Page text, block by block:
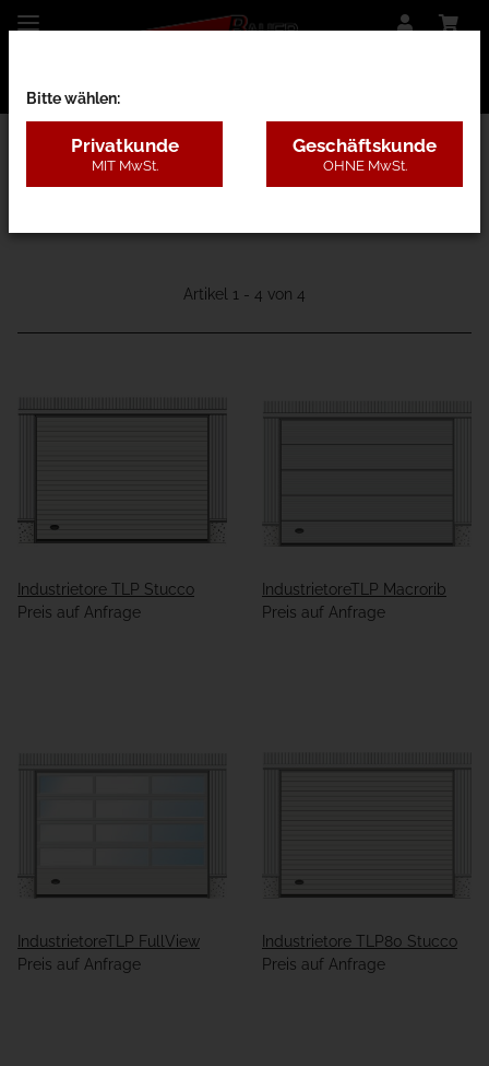
60D - Sektionaltor "Industrie"
Artikel 1 - 4 von 4
Industrietore TLP Stucco
Preis auf Anfrage
IndustrietoreTLP Macrorib
Preis auf Anfrage
IndustrietoreTLP FullView
Preis auf Anfrage
Industrietore TLP80 Stucco
Preis auf Anfrage
Bitte wählen:
Privatkunde
MIT MwSt.
Geschäftskunde
OHNE MwSt.